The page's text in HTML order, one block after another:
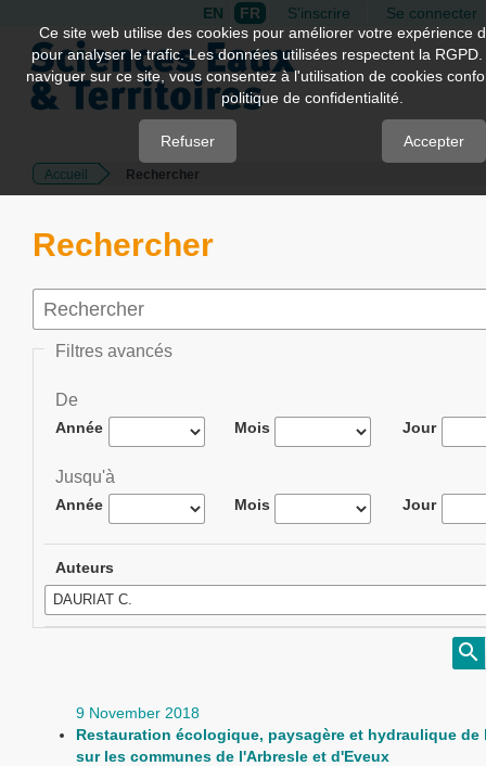
Quick
jump
page
Main
Content
EN FR S'inscrire Se connecter
Accueil Rechercher
Rechercher
Filtres avancés
De
Année Mois Jour
Jusqu'à
Année Mois Jour
Auteurs
9 November 2018
Restauration écologique, paysagère et hydraulique de
sur les communes de l'Arbresle et d'Eveux
Ce site web utilise des cookies pour améliorer votre expérience
pour analyser le trafic. Les données utilisées respectent la
naviguer sur ce site, vous consentez à l'utilisation de cookies
politique de confidentialité.
Refuser Accepter